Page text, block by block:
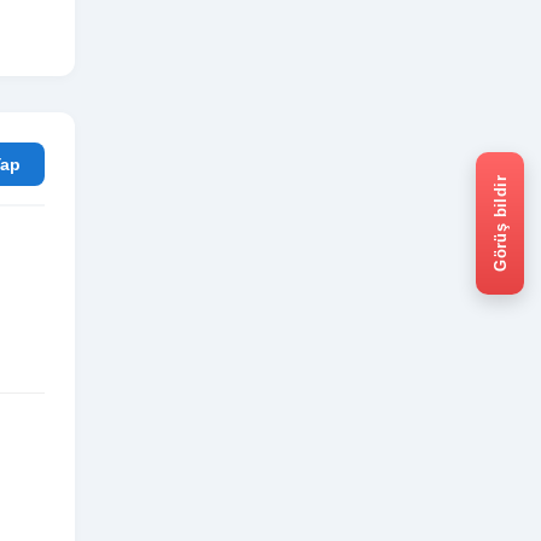
Yap
Görüş bildir